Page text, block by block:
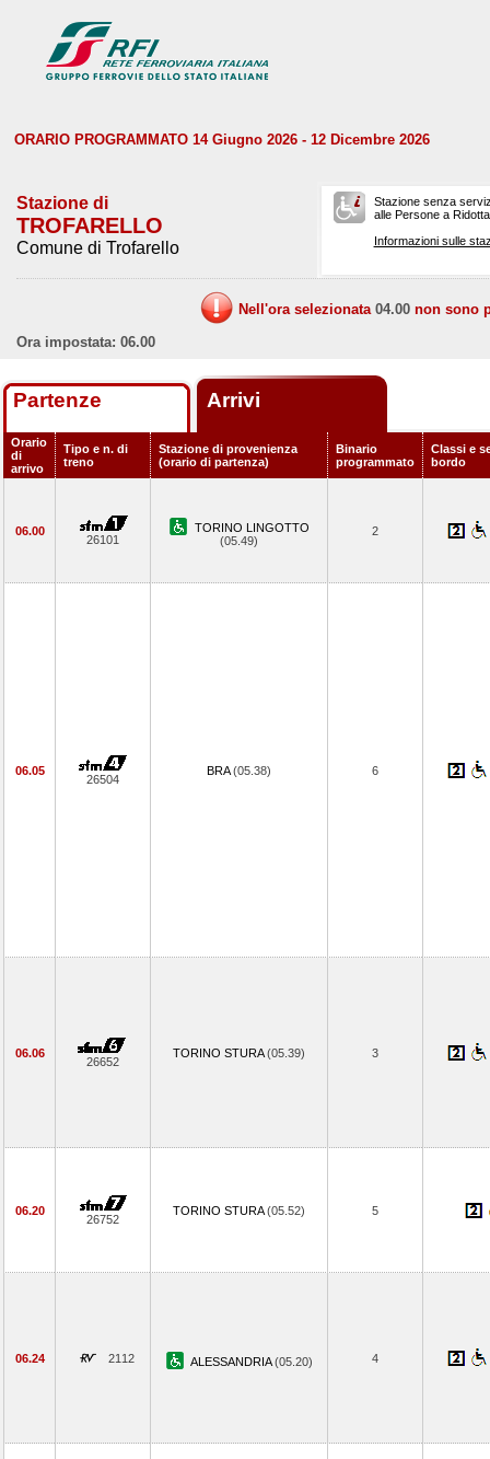
ORARIO PROGRAMMATO 14 Giugno 2026 - 12 Dicembre 2026
Stazione di
TROFARELLO
Comune di Trofarello
Stazione senza
alle Persone a
Informazioni sulle
Nell'ora selezionata 04.00 non sono
Ora impostata: 06.00
Partenze Arrivi
Orario
di
arrivo
Tipo e n. di
treno
Stazione di provenienza
(orario di partenza)
Binario
programmato
Classi e
bordo
06.00
26101
TORINO LINGOTTO
(05.49)
2
06.05
26504
BRA(05.38) 6
06.06
26652
TORINO STURA(05.39) 3
06.20
26752
TORINO STURA(05.52) 5
06.24 2112 ALESSANDRIA(05.20) 4